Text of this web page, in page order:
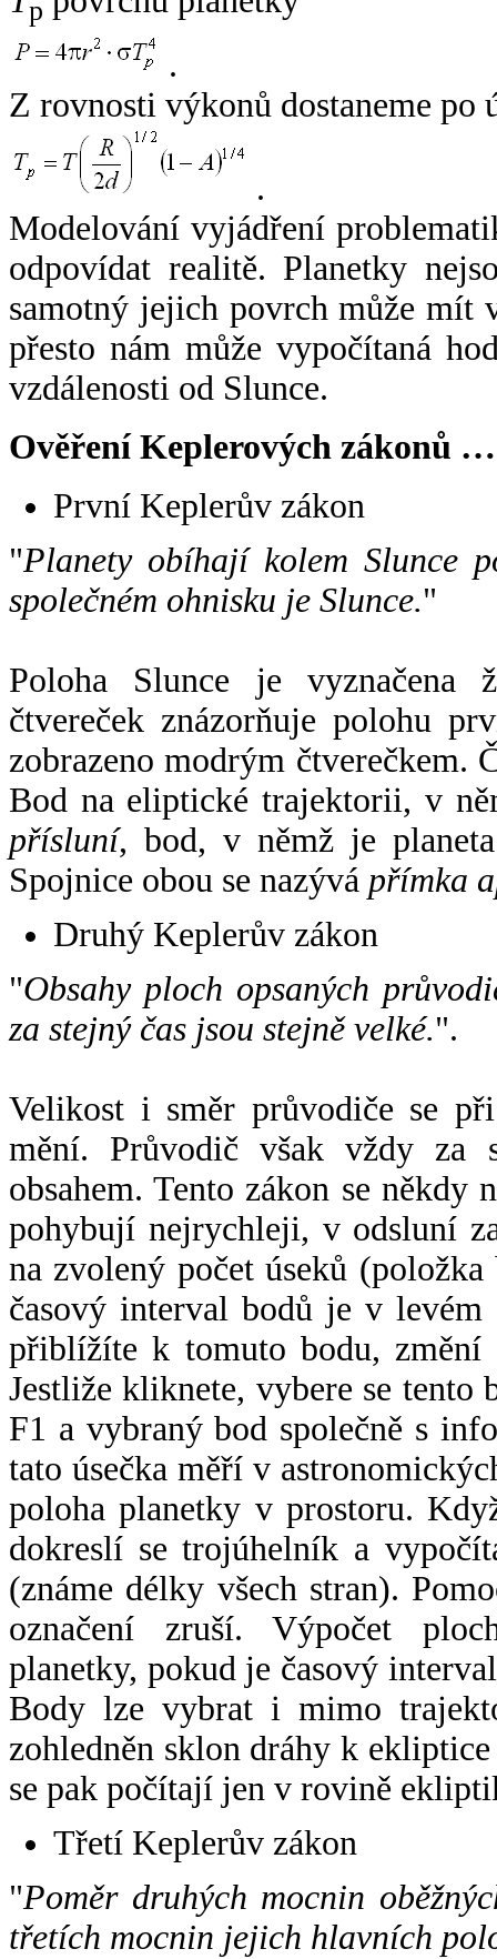
p
.
Z rovnosti výkonů dostaneme po
.
Modelování vyjádření
odpovídat realitě. Planetky
samotný jejich povrch může mít
přesto nám může vypočítaná
vzdálenosti od Slunce.
Ověření Keplerových zákonů …
První Keplerův zákon
"Planety obíhají kolem Slunce
společném ohnisku je Slunce."
Poloha Slunce je vyznačena
čtvereček znázorňuje polohu
zobrazeno modrým čtverečkem.
Bod na eliptické trajektorii, v
přísluní, bod, v němž je
Spojnice obou se nazývá přímka
Druhý Keplerův zákon
"Obsahy ploch opsaných
za stejný čas jsou stejně velké.".
Velikost i směr průvodiče se
mění. Průvodič však vždy za
obsahem. Tento zákon se někdy
pohybují nejrychleji, v odsluní
na zvolený počet úseků
časový interval bodů je v
přiblížíte k tomuto bodu,
Jestliže kliknete, vybere se tento
F1 a vybraný bod společně s
tato úsečka měří v
poloha planetky v prostoru.
dokreslí se trojúhelník a
(známe délky všech stran).
označení zruší. Výpočet
planetky, pokud je časový
Body lze vybrat i mimo
zohledněn sklon dráhy k
se pak počítají jen v rovině
Třetí Keplerův zákon
"Poměr druhých mocnin
třetích mocnin jejich hlavních